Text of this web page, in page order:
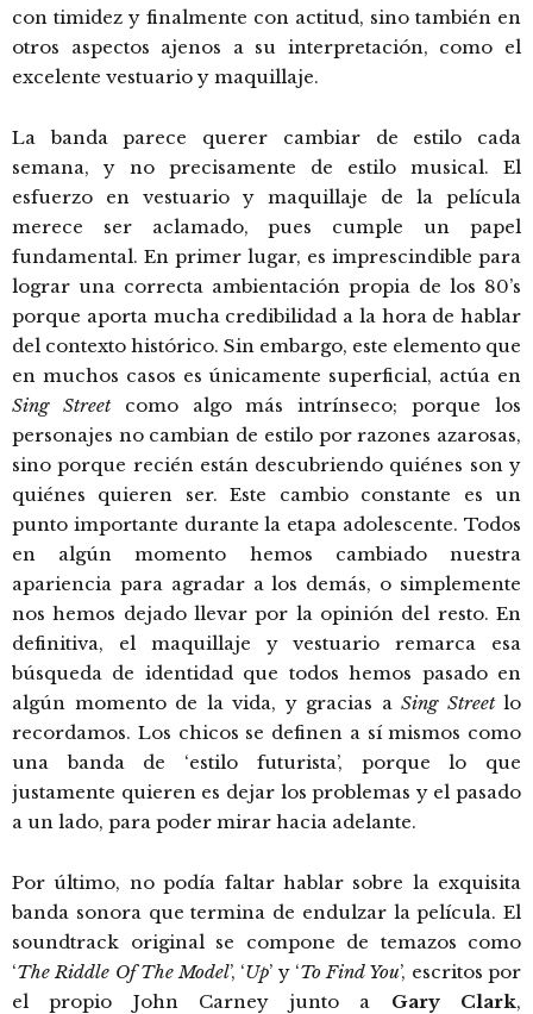
con timidez y finalmente con actitud, sino también en
otros aspectos ajenos a su interpretación, como el
excelente vestuario y maquillaje.
La banda parece querer cambiar de estilo cada
semana, y no precisamente de estilo musical. El
esfuerzo en vestuario y maquillaje de la película
merece ser aclamado, pues cumple un papel
fundamental. En primer lugar, es imprescindible para
lograr una correcta ambientación propia de los 80’s
porque aporta mucha credibilidad a la hora de hablar
del contexto histórico. Sin embargo, este elemento que
en muchos casos es únicamente superficial, actúa en
Sing Streetcomo algo más intrínseco; porque los
personajes no cambian de estilo por razones azarosas,
sino porque recién están descubriendo quiénes son y
quiénes quieren ser. Este cambio constante es un
punto importante durante la etapa adolescente. Todos
en algún momento hemos cambiado nuestra
apariencia para agradar a los demás, o simplemente
nos hemos dejado llevar por la opinión del resto. En
definitiva, el maquillaje y vestuario remarca esa
búsqueda de identidad que todos hemos pasado en
algún momento de la vida, y gracias a Sing Streetlo
recordamos. Los chicos se definen a sí mismos como
una banda de ‘estilo futurista’, porque lo que
justamente quieren es dejar los problemas y el pasado
a un lado, para poder mirar hacia adelante.
Por último, no podía faltar hablar sobre la exquisita
banda sonora que termina de endulzar la película. El
soundtrack original se compone de temazos como
‘The Riddle Of The Model’, ‘Up’ y ‘To Find You’, escritos por
el propio John Carney junto a Gary Clark,